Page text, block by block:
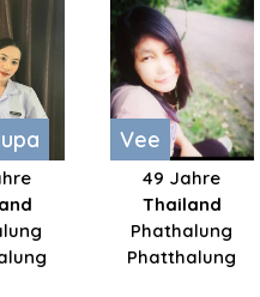
Vee
49 Jahre
Thailand
Phathalung
Phatthalung